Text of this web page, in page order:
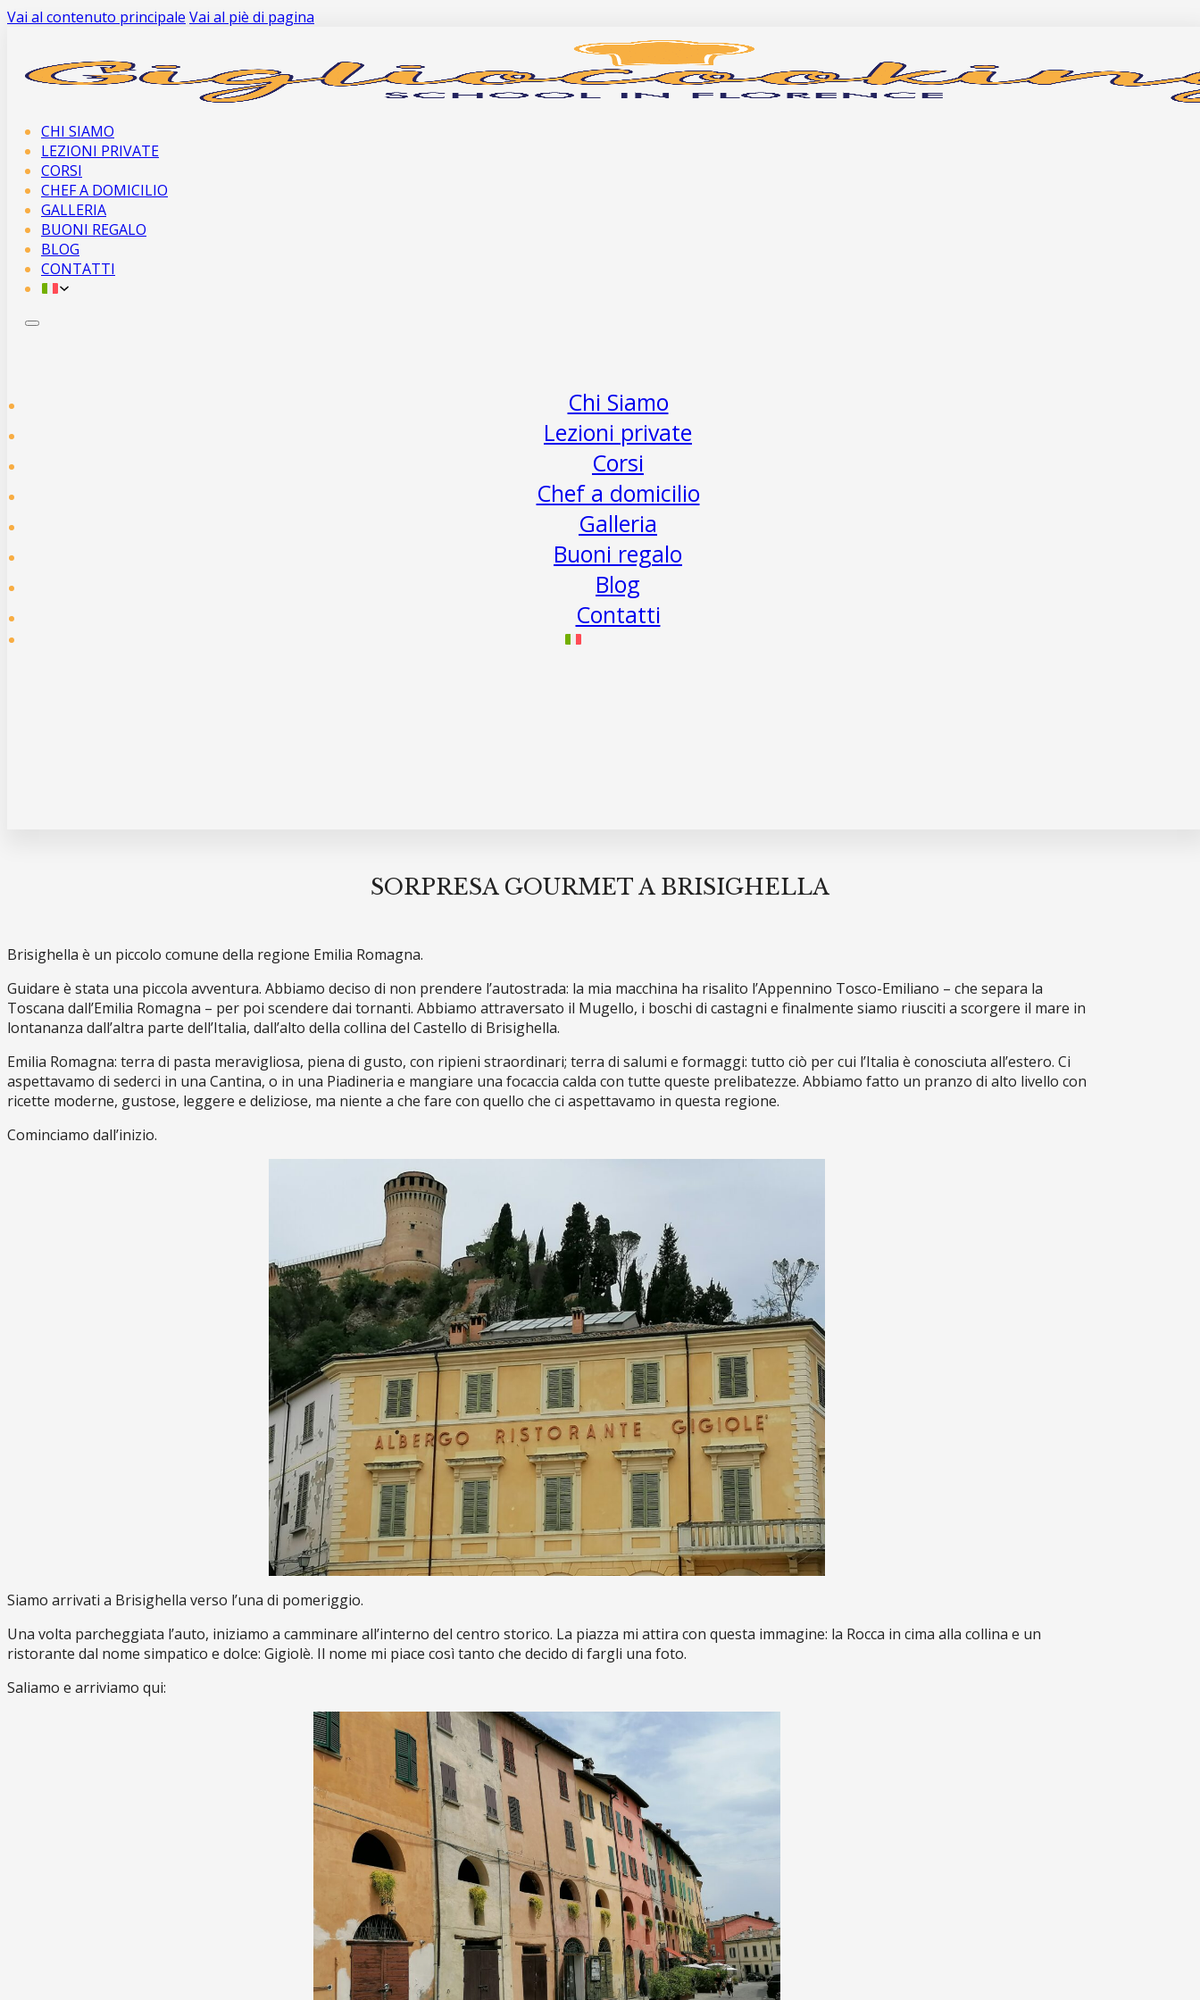
Vai al contenuto principale Vai al piè di pagina
CHI SIAMO
LEZIONI PRIVATE
CORSI
CHEF A DOMICILIO
GALLERIA
BUONI REGALO
BLOG
CONTATTI
Chi Siamo
Lezioni private
Corsi
Chef a domicilio
Galleria
Buoni regalo
Blog
Contatti
SORPRESA GOURMET A BRISIGHELLA
Brisighella è un piccolo comune della regione Emilia Romagna.
Guidare è stata una piccola avventura. Abbiamo deciso di non prendere l’autostrada: la mia macchina ha risalito l’Appennino Tosco-Emiliano – che separa la
Toscana dall’Emilia Romagna – per poi scendere dai tornanti. Abbiamo attraversato il Mugello, i boschi di castagni e finalmente siamo riusciti a scorgere il mare in
lontananza dall’altra parte dell’Italia, dall’alto della collina del Castello di Brisighella.
Emilia Romagna: terra di pasta meravigliosa, piena di gusto, con ripieni straordinari; terra di salumi e formaggi: tutto ciò per cui l’Italia è conosciuta all’estero. Ci
aspettavamo di sederci in una Cantina, o in una Piadineria e mangiare una focaccia calda con tutte queste prelibatezze. Abbiamo fatto un pranzo di alto livello con
ricette moderne, gustose, leggere e deliziose, ma niente a che fare con quello che ci aspettavamo in questa regione.
Cominciamo dall’inizio.
Siamo arrivati a Brisighella verso l’una di pomeriggio.
Una volta parcheggiata l’auto, iniziamo a camminare all’interno del centro storico. La piazza mi attira con questa immagine: la Rocca in cima alla collina e un
ristorante dal nome simpatico e dolce: Gigiolè. Il nome mi piace così tanto che decido di fargli una foto.
Saliamo e arriviamo qui: